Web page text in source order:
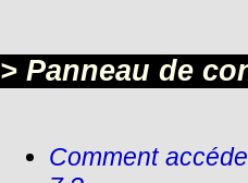
> Panneau de
Comment